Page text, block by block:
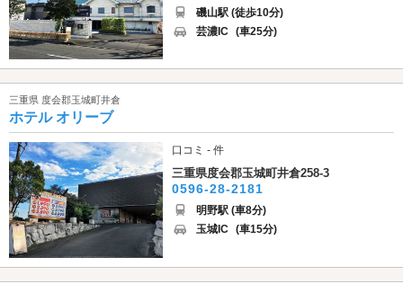
磯山駅 (徒歩10分)
芸濃IC (車25分)
三重県 度会郡玉城町井倉
ホテル オリーブ
口コミ - 件
三重県度会郡玉城町井倉258-3
0596-28-2181
明野駅 (車8分)
玉城IC (車15分)